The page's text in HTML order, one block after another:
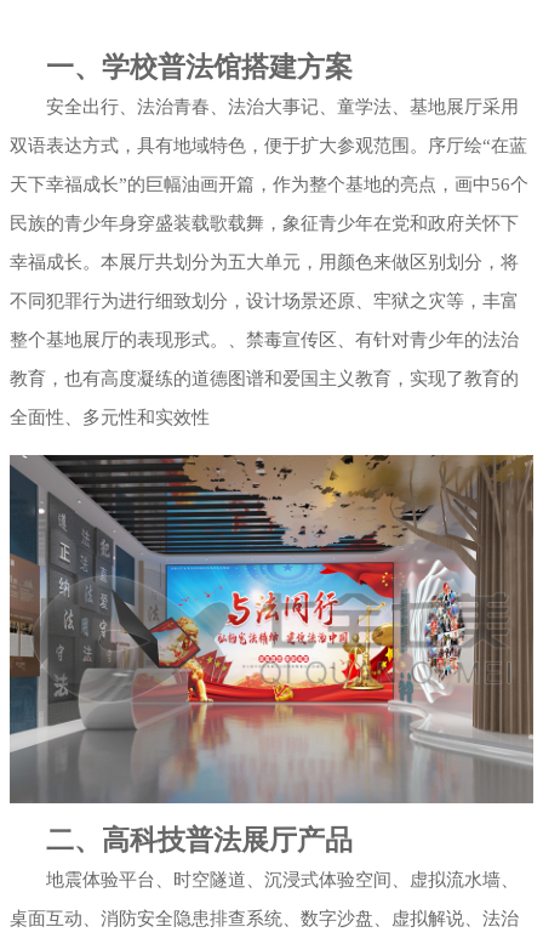
展厅幻影成像
一、学校普法馆搭建方案
安全出行、法治青春、法治大事记、童学法、基地展厅采用
双语表达方式，具有地域特色，便于扩大参观范围。序厅绘“在蓝
天下幸福成长”的巨幅油画开篇，作为整个基地的亮点，画中56个
民族的青少年身穿盛装载歌载舞，象征青少年在党和政府关怀下
幸福成长。本展厅共划分为五大单元，用颜色来做区别划分，将
不同犯罪行为进行细致划分，设计场景还原、牢狱之灾等，丰富
整个基地展厅的表现形式。、禁毒宣传区、有针对青少年的法治
教育，也有高度凝练的道德图谱和爱国主义教育，实现了教育的
全面性、多元性和实效性
二、高科技普法展厅产品
地震体验平台、时空隧道、沉浸式体验空间、虚拟流水墙、
桌面互动、消防安全隐患排查系统、数字沙盘、虚拟解说、法治